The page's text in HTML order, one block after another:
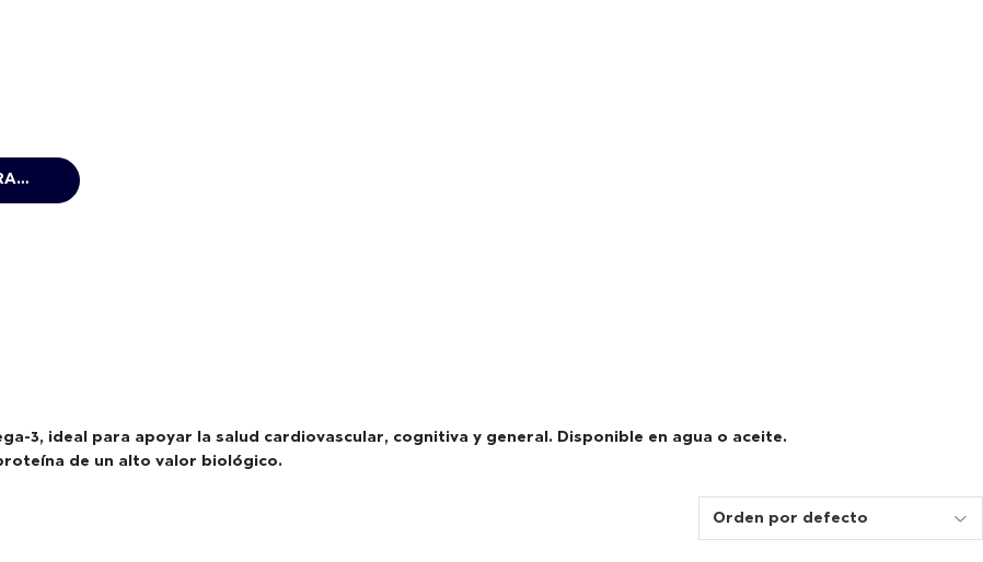
SALMÓN PLATEADO CON ALCAPARRAS 140G
3, ideal para apoyar la salud cardiovascular, cognitiva y general. Disponible en agua o aceite.
de un alto valor biológico.